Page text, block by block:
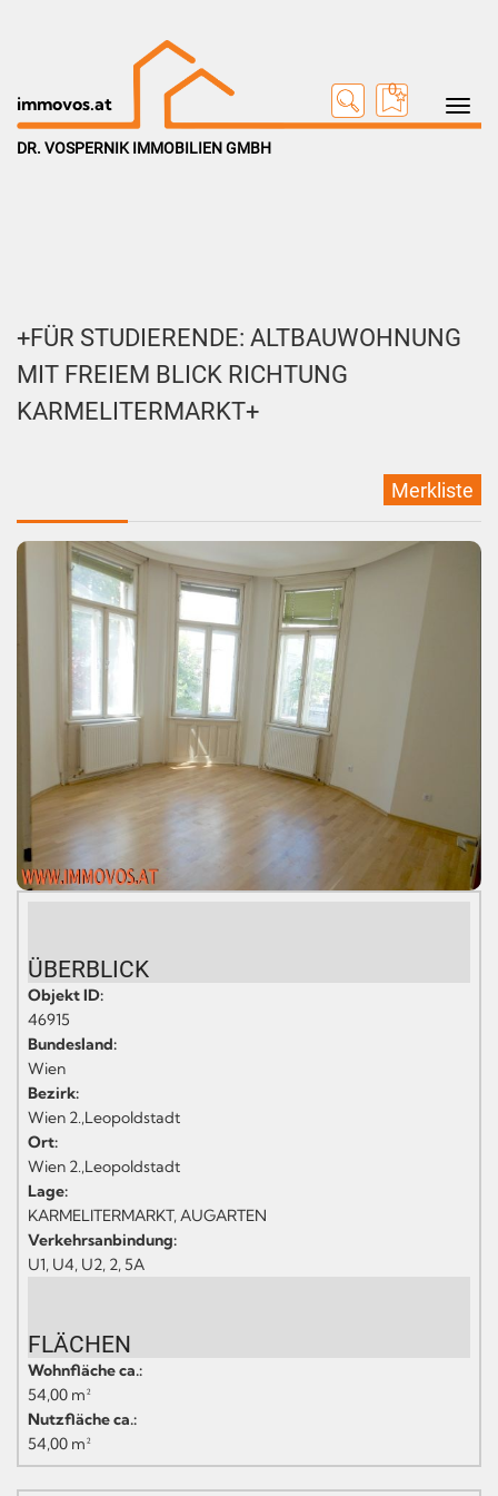
Toggle
immovos.at
0
DR. VOSPERNIK IMMOBILIEN GMBH
+FÜR STUDIERENDE: ALTBAUWOHNUNG
MIT FREIEM BLICK RICHTUNG
KARMELITERMARKT+
Merkliste
ÜBERBLICK
Objekt ID:
46915
Bundesland:
Wien
Bezirk:
Wien 2.,Leopoldstadt
Ort:
Wien 2.,Leopoldstadt
Lage:
KARMELITERMARKT, AUGARTEN
Verkehrsanbindung:
U1, U4, U2, 2, 5A
FLÄCHEN
Wohnfläche ca.:
54,00 m²
Nutzfläche ca.:
54,00 m²